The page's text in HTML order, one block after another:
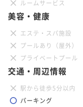
ルームサービス
美容・健康
エステ・スパ施設
プールあり（屋外）
プライベートプール
交通・周辺情報
駅から徒歩5分以内
パーキング